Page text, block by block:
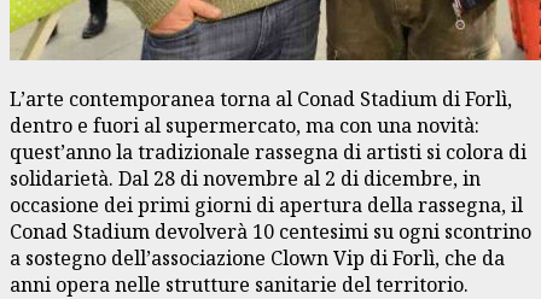
L’arte contemporanea torna al Conad Stadium di Forlì,
dentro e fuori al supermercato, ma con una novità:
quest’anno la tradizionale rassegna di artisti si colora di
solidarietà. Dal 28 di novembre al 2 di dicembre, in
occasione dei primi giorni di apertura della rassegna, il
Conad Stadium devolverà 10 centesimi su ogni scontrino
a sostegno dell’associazione Clown Vip di Forlì, che da
anni opera nelle strutture sanitarie del territorio.